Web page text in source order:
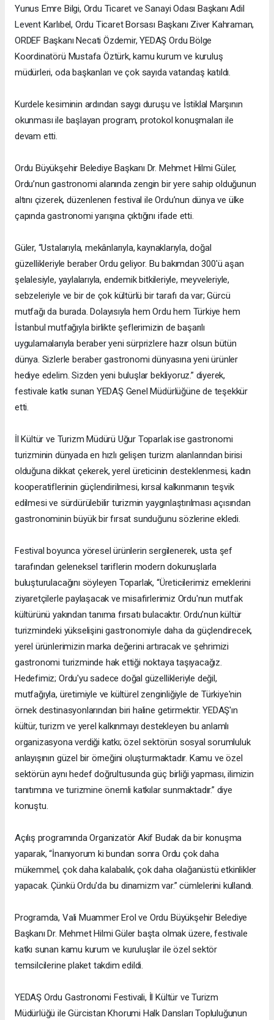
Yunus Emre Bilgi, Ordu Ticaret ve Sanayi Odası Başkanı Adil
Levent Karlıbel, Ordu Ticaret Borsası Başkanı Ziver Kahraman,
ORDEF Başkanı Necati Özdemir, YEDAŞ Ordu Bölge
Koordinatörü Mustafa Öztürk, kamu kurum ve kuruluş
müdürleri, oda başkanları ve çok sayıda vatandaş katıldı.
Kurdele kesiminin ardından saygı duruşu ve İstiklal Marşının
okunması ile başlayan program, protokol konuşmaları ile
devam etti.
Ordu Büyükşehir Belediye Başkanı Dr. Mehmet Hilmi Güler,
Ordu’nun gastronomi alanında zengin bir yere sahip olduğunun
altını çizerek, düzenlenen festival ile Ordu’nun dünya ve ülke
çapında gastronomi yarışına çıktığını ifade etti.
Güler, “Ustalarıyla, mekânlarıyla, kaynaklarıyla, doğal
güzellikleriyle beraber Ordu geliyor. Bu bakımdan 300'ü aşan
şelalesiyle, yaylalarıyla, endemik bitkileriyle, meyveleriyle,
sebzeleriyle ve bir de çok kültürlü bir tarafı da var; Gürcü
mutfağı da burada. Dolayısıyla hem Ordu hem Türkiye hem
İstanbul mutfağıyla birlikte şeflerimizin de başarılı
uygulamalarıyla beraber yeni sürprizlere hazır olsun bütün
dünya. Sizlerle beraber gastronomi dünyasına yeni ürünler
hediye edelim. Sizden yeni buluşlar bekliyoruz.” diyerek,
festivale katkı sunan YEDAŞ Genel Müdürlüğüne de teşekkür
etti.
İl Kültür ve Turizm Müdürü Uğur Toparlak ise gastronomi
turizminin dünyada en hızlı gelişen turizm alanlarından birisi
olduğuna dikkat çekerek, yerel üreticinin desteklenmesi, kadın
kooperatiflerinin güçlendirilmesi, kırsal kalkınmanın teşvik
edilmesi ve sürdürülebilir turizmin yaygınlaştırılması açısından
gastronominin büyük bir fırsat sunduğunu sözlerine ekledi.
Festival boyunca yöresel ürünlerin sergilenerek, usta şef
tarafından geleneksel tariflerin modern dokunuşlarla
buluşturulacağını söyleyen Toparlak, “Üreticilerimiz emeklerini
ziyaretçilerle paylaşacak ve misafirlerimiz Ordu'nun mutfak
kültürünü yakından tanıma fırsatı bulacaktır. Ordu’nun kültür
turizmindeki yükselişini gastronomiyle daha da güçlendirecek,
yerel ürünlerimizin marka değerini artıracak ve şehrimizi
gastronomi turizminde hak ettiği noktaya taşıyacağız.
Hedefimiz; Ordu'yu sadece doğal güzellikleriyle değil,
mutfağıyla, üretimiyle ve kültürel zenginliğiyle de Türkiye'nin
örnek destinasyonlarından biri haline getirmektir. YEDAŞ'ın
kültür, turizm ve yerel kalkınmayı destekleyen bu anlamlı
organizasyona verdiği katkı; özel sektörün sosyal sorumluluk
anlayışının güzel bir örneğini oluşturmaktadır. Kamu ve özel
sektörün aynı hedef doğrultusunda güç birliği yapması, ilimizin
tanıtımına ve turizmine önemli katkılar sunmaktadır.” diye
konuştu.
Açılış programında Organizatör Akif Budak da bir konuşma
yaparak, “İnanıyorum ki bundan sonra Ordu çok daha
mükemmel, çok daha kalabalık, çok daha olağanüstü etkinlikler
yapacak. Çünkü Ordu'da bu dinamizm var.” cümlelerini kullandı.
Programda, Vali Muammer Erol ve Ordu Büyükşehir Belediye
Başkanı Dr. Mehmet Hilmi Güler başta olmak üzere, festivale
katkı sunan kamu kurum ve kuruluşlar ile özel sektör
temsilcilerine plaket takdim edildi.
YEDAŞ Ordu Gastronomi Festivali, İl Kültür ve Turizm
Müdürlüğü ile Gürcistan Khorumi Halk Dansları Topluluğunun